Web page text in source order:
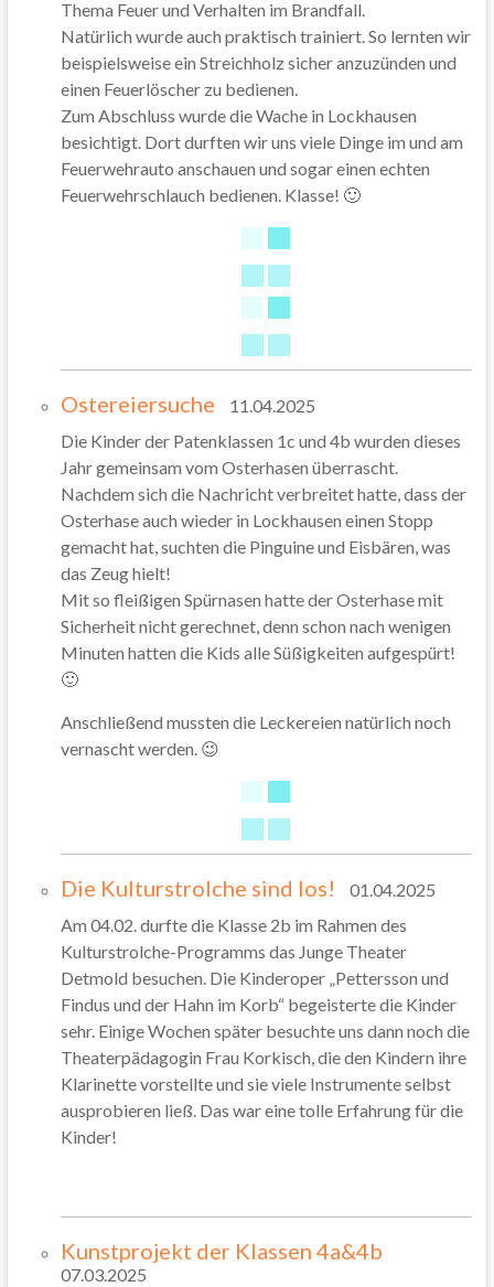
Thema Feuer und Verhalten im Brandfall.
Natürlich wurde auch praktisch trainiert. So lernten wir
beispielsweise ein Streichholz sicher anzuzünden und
einen Feuerlöscher zu bedienen.
Zum Abschluss wurde die Wache in Lockhausen
besichtigt. Dort durften wir uns viele Dinge im und am
Feuerwehrauto anschauen und sogar einen echten
Feuerwehrschlauch bedienen. Klasse! 🙂
Ostereiersuche
11.04.2025
Die Kinder der Patenklassen 1c und 4b wurden dieses
Jahr gemeinsam vom Osterhasen überrascht.
Nachdem sich die Nachricht verbreitet hatte, dass der
Osterhase auch wieder in Lockhausen einen Stopp
gemacht hat, suchten die Pinguine und Eisbären, was
das Zeug hielt!
Mit so fleißigen Spürnasen hatte der Osterhase mit
Sicherheit nicht gerechnet, denn schon nach wenigen
Minuten hatten die Kids alle Süßigkeiten aufgespürt!
🙂
Anschließend mussten die Leckereien natürlich noch
vernascht werden. 😉
Die Kulturstrolche sind los!
01.04.2025
Am 04.02. durfte die Klasse 2b im Rahmen des
Kulturstrolche-Programms das Junge Theater
Detmold besuchen. Die Kinderoper „Pettersson und
Findus und der Hahn im Korb“ begeisterte die Kinder
sehr. Einige Wochen später besuchte uns dann noch die
Theaterpädagogin Frau Korkisch, die den Kindern ihre
Klarinette vorstellte und sie viele Instrumente selbst
ausprobieren ließ. Das war eine tolle Erfahrung für die
Kinder!
Kunstprojekt der Klassen 4a&4b
07.03.2025